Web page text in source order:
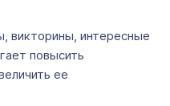
викторины, интересные
повысить
ее